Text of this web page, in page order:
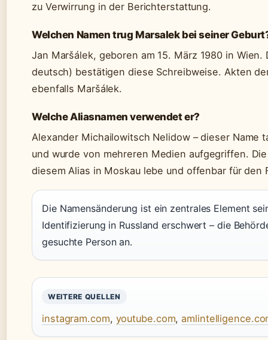
zu Verwirrung in der Berichterstattung.
Welchen Namen trug Marsalek bei seiner
Jan Maršálek, geboren am 15. März 1980 in
deutsch) bestätigen diese Schreibweise. Akten
ebenfalls Maršálek.
Welche Aliasnamen verwendet er?
Alexander Michailowitsch Nelidow – dieser Name
und wurde von mehreren Medien aufgegriffen.
diesem Alias in Moskau lebe und offenbar für den
Die Namensänderung ist ein zentrales Element
Identifizierung in Russland erschwert – die
gesuchte Person an.
WEITERE QUELLEN
instagram.com, youtube.com,